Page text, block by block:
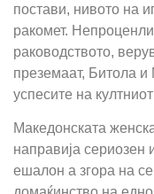
постави, нивото на
ракомет.
раководството,
преземаат, Битола и
успесите на
Македонската
направија сериозен
ешалон а згора на